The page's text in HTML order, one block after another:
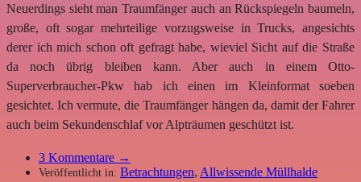
Neuerdings sieht man Traumfänger auch an Rückspiegeln baumeln,
große, oft sogar mehrteilige vorzugsweise in Trucks, angesichts
derer ich mich schon oft gefragt habe, wieviel Sicht auf die Straße
da noch übrig bleiben kann. Aber auch in einem Otto-
Superverbraucher-Pkw hab ich einen im Kleinformat soeben
gesichtet. Ich vermute, die Traumfänger hängen da, damit der Fahrer
auch beim Sekundenschlaf vor Alpträumen geschützt ist.
3 Kommentare →
Veröffentlicht in: Betrachtungen, Allwissende Müllhalde